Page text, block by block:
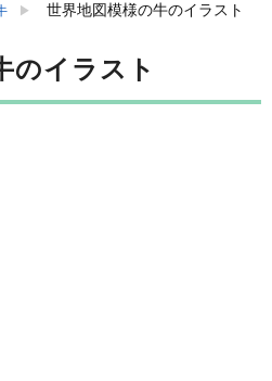
世界地図模様の牛のイラスト
のイラスト